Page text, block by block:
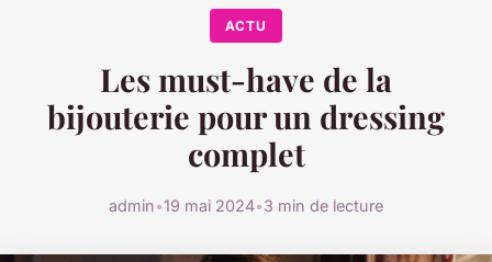
ACTU
Les must-have de la
bijouterie pour un dressing
complet
admin•19 mai 2024•3 min de lecture